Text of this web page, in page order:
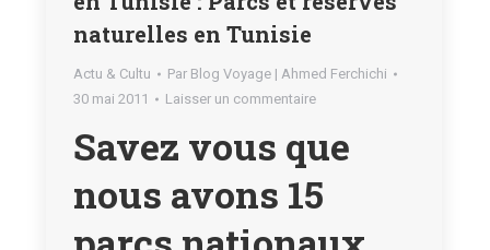
naturelles en Tunisie
Actu & Cultu Par Blog Voyage | Ahmed Ferchichi
30 mai 2011
Laisser un commentaire
Savez vous que
nous avons 15